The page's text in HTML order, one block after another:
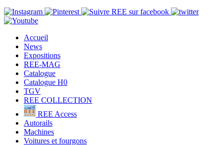
Accueil
News
Expositions
REE-MAG
Catalogue
Catalogue H0
TGV
REE COLLECTION
REE Access
Autorails
Machines
Voitures et fourgons